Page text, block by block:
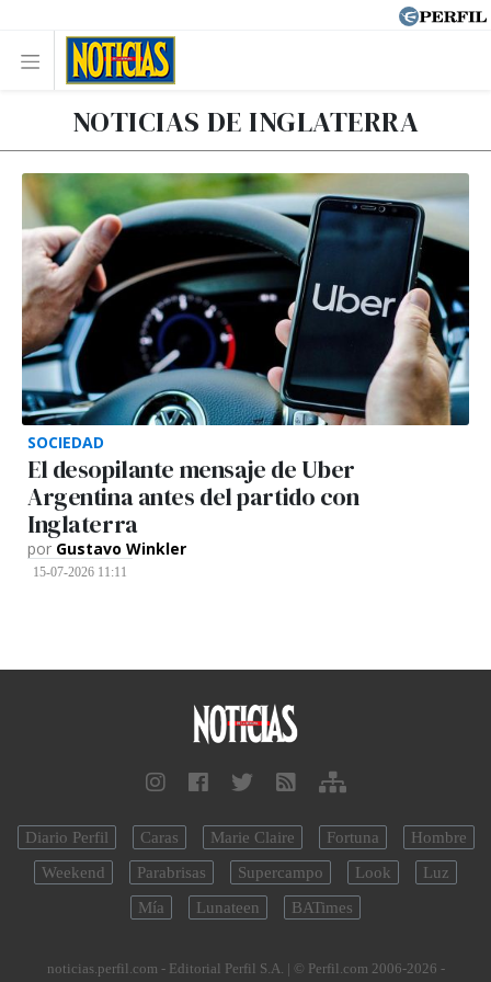
NOTICIAS DE INGLATERRA
SOCIEDAD
El desopilante mensaje de Uber
Argentina antes del partido con
Inglaterra
por Gustavo Winkler
15-07-2026 11:11
Diario Perfil Caras Marie Claire Fortuna
Hombre
Weekend
Parabrisas Supercampo Look
Luz
Mía
Lunateen BATimes
noticias.perfil.com - Editorial Perfil S.A. | © Perfil.com 2006-2026 -